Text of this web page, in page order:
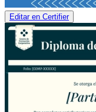
Editar en Certifier